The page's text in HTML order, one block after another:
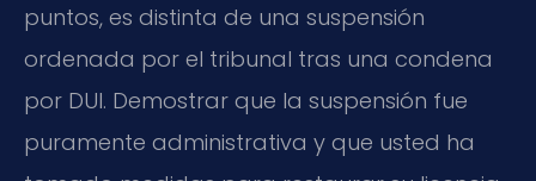
puntos, es distinta de una suspensión
ordenada por el tribunal tras una condena
por DUI. Demostrar que la suspensión fue
puramente administrativa y que usted ha